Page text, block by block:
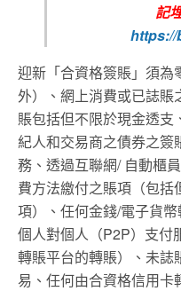
記
https://
迎新「合資格簽賬」須為
外）、網上消費或已誌賬
賬包括但不限於現金透
紀人和交易商之債券之簽
務、透過互聯網/ 自動櫃
費方法繳付之賬項（包
項）、任何金錢/電子貨
個人對個人（P2P）支付
轉賬平台的轉賬）、未誌
易、任何由合資格信用卡